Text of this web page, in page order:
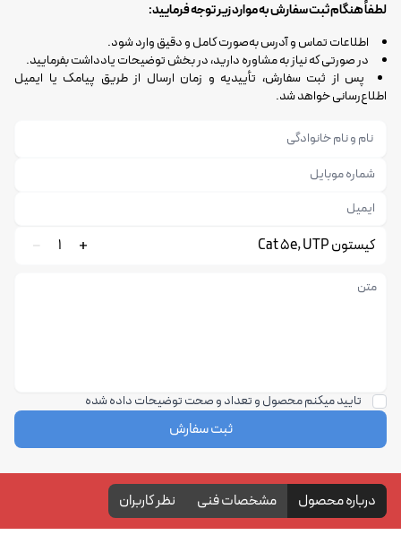
لطفاً هنگام ثبت سفارش به موارد زیر توجه فرمایید:
اطلاعات تماس و آدرس به‌صورت کامل و دقیق وارد شود.
در صورتی که نیاز به مشاوره دارید، در بخش توضیحات یادداشت بفرمایید.
پس از ثبت سفارش، تأییدیه و زمان ارسال از طریق پیامک یا ایمیل
اطلاع‌رسانی خواهد شد.
کیستون Cat 5e, UTP 1
تایید میکنم محصول و تعداد و صحت توضیحات داده شده
ثبت سفارش
درباره محصول مشخصات فنی نظر کاربران